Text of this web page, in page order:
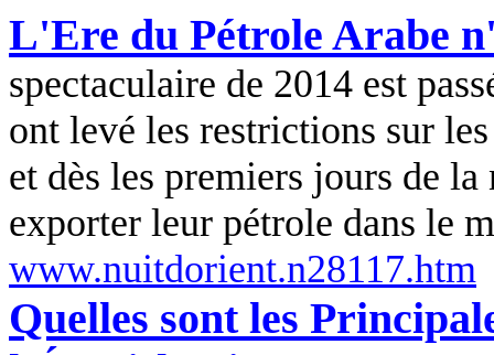
L'Ere du Pétrole Arabe
spectaculaire de 2014 est
ont levé les restrictions sur
et dès les premiers jours de
exporter leur pétrole dans le
www.nuitdorient.n28117.htm
Quelles sont les